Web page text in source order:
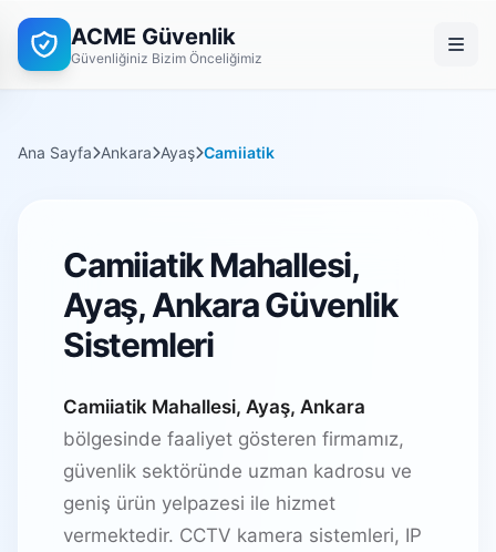
ACME Güvenlik
Güvenliğiniz Bizim Önceliğimiz
Ana Sayfa Ankara Ayaş Camiiatik
Camiiatik Mahallesi,
Ayaş, Ankara Güvenlik
Sistemleri
Camiiatik Mahallesi, Ayaş, Ankara
bölgesinde faaliyet gösteren firmamız,
güvenlik sektöründe uzman kadrosu ve
geniş ürün yelpazesi ile hizmet
vermektedir. CCTV kamera sistemleri, IP